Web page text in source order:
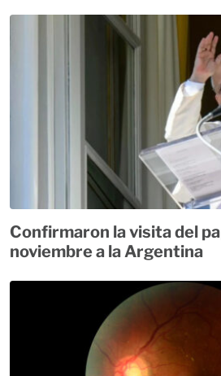
Confirmaron la visita del
noviembre a la Argentina